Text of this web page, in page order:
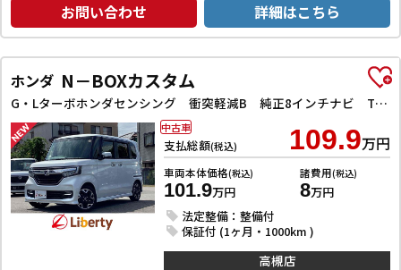
お問い合わせ 詳細はこちら
ホンダ N－BOXカスタム
G・Lターボホンダセンシング 衝突軽減B 純正8インチナビ TV Bluetooth対応 Bカメラ ビルドインETC 両側自動ドア アダプティブクルーズコントロール 革巻きステアリング パドルシフト LEDヘッドライト スマートキ
支払総額(税込) 109.9万円
車両本体価格(税込)
101.9万円
諸費用(税込)
8万円
法定整備：整備付
保証付 (1ヶ月・1000km )
中古車
高槻店